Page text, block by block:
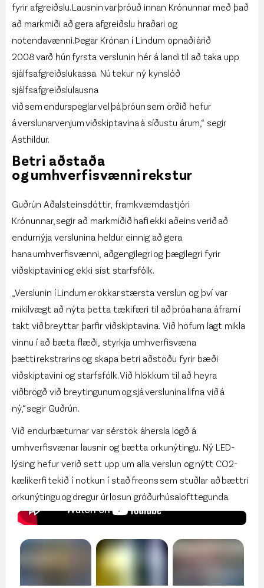
fyrir afgreiðslu. Lausnin var þróuð innan Krónunnar með það
að markmiði að gera afgreiðslu hraðari og
notendavænni. Þegar Krónan í Lindum opnaði árið
2008 varð hún fyrsta verslunin hér á landi til að taka upp
sjálfsafgreiðslukassa. Nú tekur ný kynslóð
sjálfsafgreiðslulausna
við sem endurspeglar vel þá þróun sem orðið hefur
á verslunarvenjum viðskiptavina á síðustu árum,“ segir
Ásthildur.
Betri aðstaða
og umhverfisvænni rekstur
Guðrún Aðalsteinsdóttir, framkvæmdastjóri
Krónunnar, segir að markmiðið hafi ekki aðeins verið að
endurnýja verslunina heldur einnig að gera
hana umhverfisvænni, aðgengilegri og þægilegri fyrir
viðskiptavini og ekki síst starfsfólk.
„Verslunin í Lindum er okkar stærsta verslun og því var
mikilvægt að nýta þetta tækifæri til að þróa hana áfram í
takt við breyttar þarfir viðskiptavina. Við höfum lagt mikla
vinnu í að bæta flæði, styrkja umhverfisvæna
þætti rekstrarins og skapa betri aðstöðu fyrir bæði
viðskiptavini og starfsfólk. Við hlökkum til að heyra
viðbrögð við breytingunum og sjá verslunina lifna við á
ný,“ segir Guðrún.
Við endurbæturnar var sérstök áhersla lögð á
umhverfisvænar lausnir og bætta orkunýtingu. Ný LED-
lýsing hefur verið sett upp um alla verslun og nýtt CO2-
kælikerfi tekið í notkun í stað freons sem stuðlar að bættri
orkunýtingu og dregur úr losun gróðurhúsalofttegunda.